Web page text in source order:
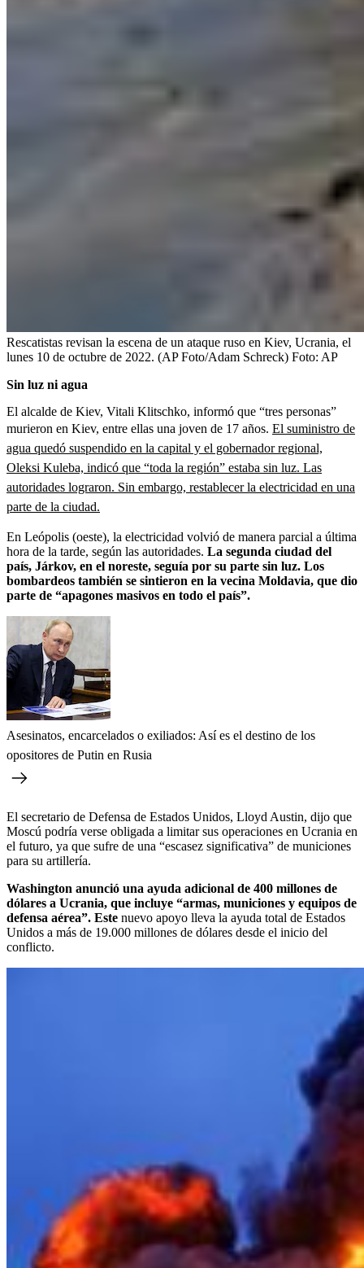
Rescatistas revisan la escena de un ataque ruso en Kiev, Ucrania, el
lunes 10 de octubre de 2022. (AP Foto/Adam Schreck) Foto: AP
Sin luz ni agua
El alcalde de Kiev, Vitali Klitschko, informó que “tres personas”
murieron en Kiev, entre ellas una joven de 17 años. El suministro de
agua quedó suspendido en la capital y el gobernador regional,
Oleksi Kuleba, indicó que “toda la región” estaba sin luz. Las
autoridades lograron. Sin embargo, restablecer la electricidad en una
parte de la ciudad.
En Leópolis (oeste), la electricidad volvió de manera parcial a última
hora de la tarde, según las autoridades. La segunda ciudad del
país, Járkov, en el noreste, seguía por su parte sin luz. Los
bombardeos también se sintieron en la vecina Moldavia, que dio
parte de “apagones masivos en todo el país”.
Asesinatos, encarcelados o exiliados: Así es el destino de los
opositores de Putin en Rusia
El secretario de Defensa de Estados Unidos, Lloyd Austin, dijo que
Moscú podría verse obligada a limitar sus operaciones en Ucrania en
el futuro, ya que sufre de una “escasez significativa” de municiones
para su artillería.
Washington anunció una ayuda adicional de 400 millones de
dólares a Ucrania, que incluye “armas, municiones y equipos de
defensa aérea”. Este nuevo apoyo lleva la ayuda total de Estados
Unidos a más de 19.000 millones de dólares desde el inicio del
conflicto.